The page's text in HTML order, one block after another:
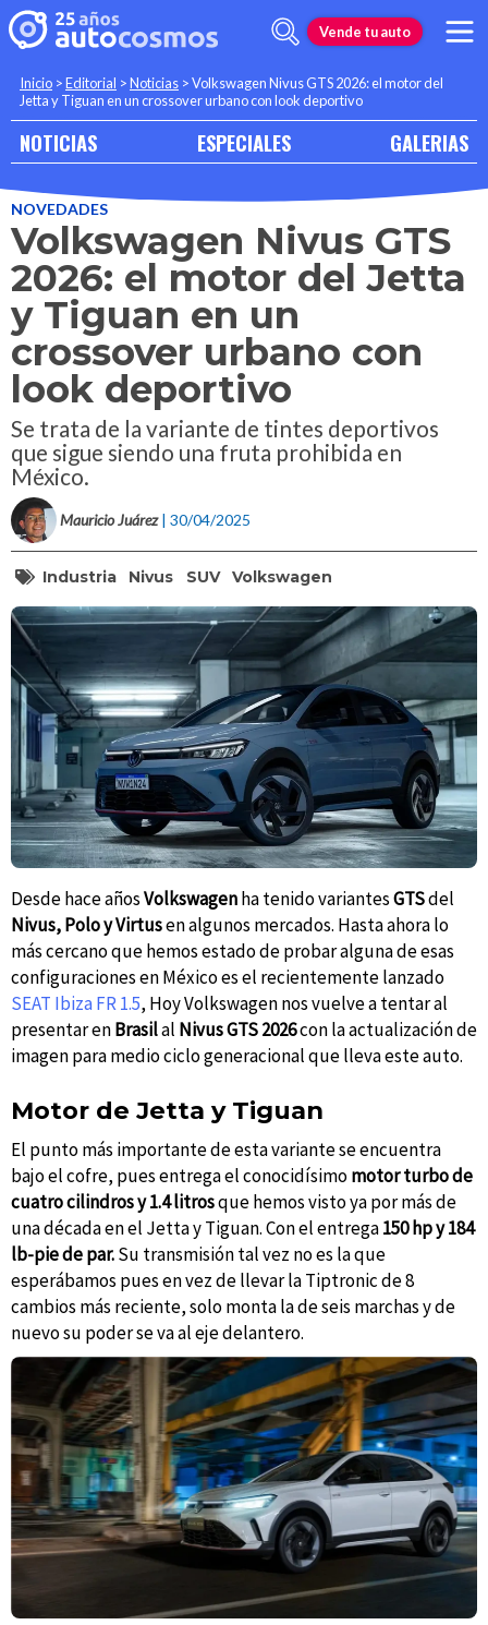
Vende tu auto
Inicio >Editorial >Noticias >Volkswagen Nivus GTS 2026: el motor del
Jetta y Tiguan en un crossover urbano con look deportivo
NOTICIAS ESPECIALES GALERIAS
NOVEDADES
Volkswagen Nivus GTS
2026: el motor del Jetta
y Tiguan en un
crossover urbano con
look deportivo
Se trata de la variante de tintes deportivos
que sigue siendo una fruta prohibida en
México.
Mauricio Juárez | 30/04/2025
Industria Nivus SUV Volkswagen
Desde hace añosVolkswagenha tenido variantesGTSdel
Nivus, Polo y Virtusen algunos mercados. Hasta ahora lo
más cercano que hemos estado de probar alguna de esas
configuraciones en México es el recientemente lanzado
SEAT Ibiza FR 1.5, Hoy Volkswagen nos vuelve a tentar al
presentar enBrasilal Nivus GTS 2026con la actualización de
imagen para medio ciclo generacional que lleva este auto.
Motor de Jetta y Tiguan
El punto más importante de esta variante se encuentra
bajo el cofre, pues entrega el conocidísimomotor turbo de
cuatro cilindros y 1.4 litrosque hemos visto ya por más de
una década en el Jetta y Tiguan. Con el entrega150 hp y 184
lb-pie de par.Su transmisión tal vez no es la que
esperábamos pues en vez de llevar la Tiptronic de 8
cambios más reciente, solo monta la de seis marchas y de
nuevo su poder se va al eje delantero.